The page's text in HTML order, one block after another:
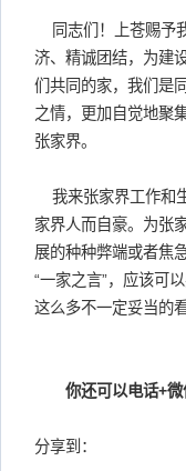
同志们！上苍赐予
济、精诚团结，为建
们共同的家，我们是
之情，更加自觉地聚
张家界。
我来张家界工作和
家界人而自豪。为张
展的种种弊端或者焦
“一家之言”，应该可
这么多不一定妥当的
你还可以电话+微
分享到：